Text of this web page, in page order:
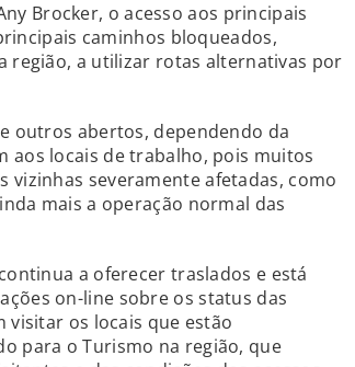
Brocker, o acesso aos principais
caminhos bloqueados,
região, a utilizar rotas alternativas por
outros abertos, dependendo da
aos locais de trabalho, pois muitos
vizinhas severamente afetadas, como
mais a operação normal das
a oferecer traslados e está
on-line sobre os status das
os locais que estão
para o Turismo na região, que